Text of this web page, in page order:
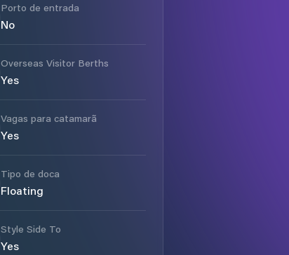
Porto de entrada
No
Overseas Visitor Berths
Yes
Vagas para catamarã
Yes
Tipo de doca
Floating
Style Side To
Yes